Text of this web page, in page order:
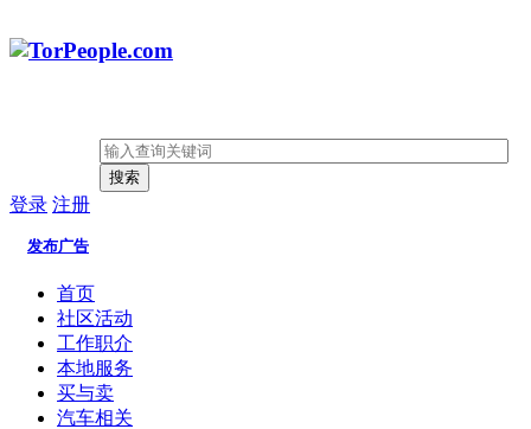
搜索
登录 注册
发布广告
首页
社区活动
工作职介
本地服务
买与卖
汽车相关